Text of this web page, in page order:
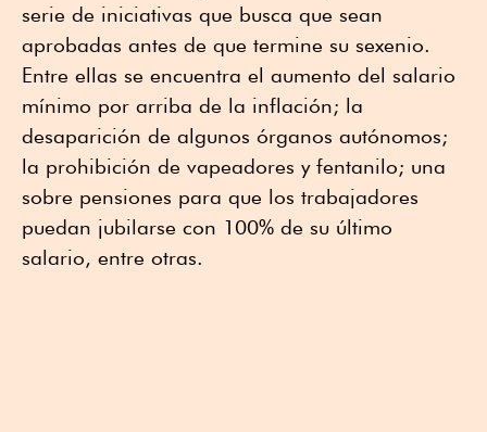
serie de iniciativas que busca que sean
aprobadas antes de que termine su sexenio.
Entre ellas se encuentra el aumento del salario
mínimo por arriba de la inflación; la
desaparición de algunos órganos autónomos;
la prohibición de vapeadores y fentanilo; una
sobre pensiones para que los trabajadores
puedan jubilarse con 100% de su último
salario, entre otras.